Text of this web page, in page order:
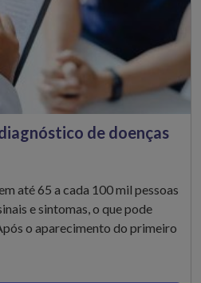
de doenças
até 65 a cada 100 mil pessoas
e sintomas, o que pode
o aparecimento do primeiro